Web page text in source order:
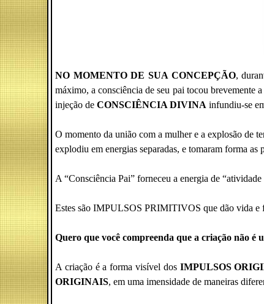
NO MOMENTO DE SUA CONCEPÇÃO,
máximo, a consciência de seu pai tocou brevemente a
injeção de CONSCIÊNCIA DIVINA infundiu-se
O momento da união com a mulher e a explosão de
explodiu em energias separadas, e tomaram forma
A “Consciência Pai” forneceu a energia de
Estes são IMPULSOS PRIMITIVOS que dão vida e
Quero que você compreenda que a criação não é
A criação é a forma visível dos IMPULSOS
ORIGINAIS, em uma imensidade de maneiras